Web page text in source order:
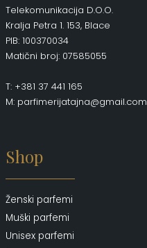
Telekomunikacija D.O.O.
Kralja Petra 1. 153, Blace
PIB: 100370034
Matični broj: 07585055
T: +381 37 441 165
M: parfimerijatajna@gmail.com
Shop
Ženski parfemi
Muški parfemi
Unisex parfemi